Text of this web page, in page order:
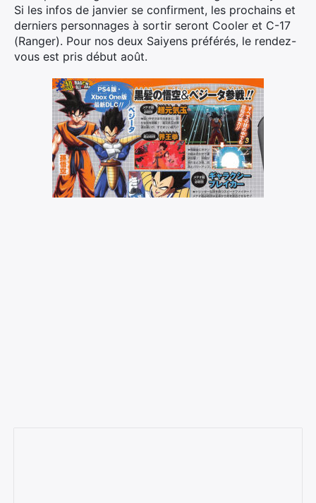
Si les infos de janvier se confirment, les prochains et
derniers personnages à sortir seront Cooler et C-17
(Ranger). Pour nos deux Saiyens préférés, le rendez-
vous est pris début août.